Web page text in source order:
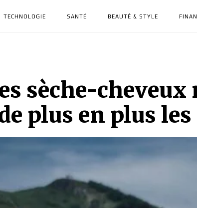
TECHNOLOGIE SANTÉ BEAUTÉ & STYLE
sèche-
plus en plus